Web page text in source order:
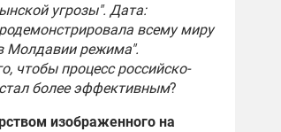
угрозы". Дата:
всему миру
Молдавии режима".
чтобы процесс российско-
более эффективным?
изображенного на